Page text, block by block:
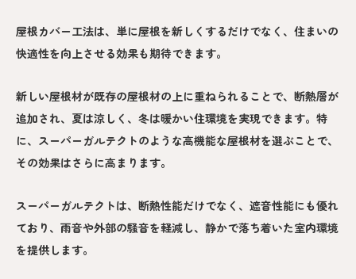
屋根カバー工法は、単に屋根を新しくするだけでなく、住まいの
快適性を向上させる効果も期待できます。
新しい屋根材が既存の屋根材の上に重ねられることで、断熱層が
追加され、夏は涼しく、冬は暖かい住環境を実現できます。特
に、スーパーガルテクトのような高機能な屋根材を選ぶことで、
その効果はさらに高まります。
スーパーガルテクトは、断熱性能だけでなく、遮音性能にも優れ
ており、雨音や外部の騒音を軽減し、静かで落ち着いた室内環境
を提供します。